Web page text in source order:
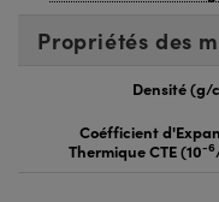
Propriétés des
Densité (g/
Coéfficient
Thermique CTE (10-6